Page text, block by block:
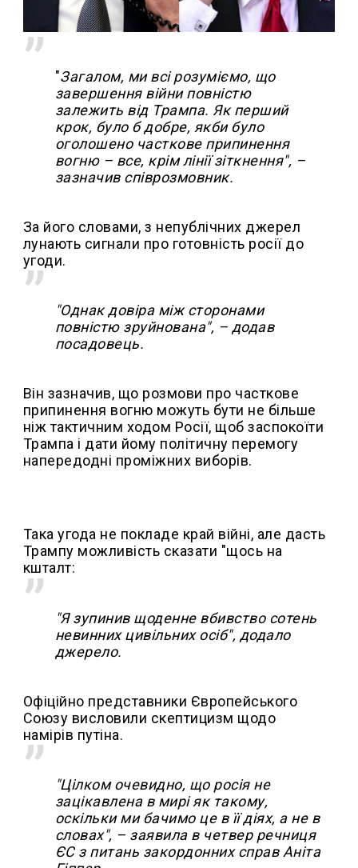
"Загалом, ми всі розуміємо, що
завершення війни повністю
залежить від Трампа. Як перший
крок, було б добре, якби було
оголошено часткове припинення
вогню – все, крім лінії зіткнення", –
зазначив співрозмовник.
За його словами, з непублічних джерел
лунають сигнали про готовність росії до
угоди.
"Однак довіра між сторонами
повністю зруйнована", – додав
посадовець.
Він зазначив, що розмови про часткове
припинення вогню можуть бути не більше
ніж тактичним ходом Росії, щоб заспокоїти
Трампа і дати йому політичну перемогу
напередодні проміжних виборів.
Така угода не покладе край війні, але дасть
Трампу можливість сказати "щось на
кшталт:
"Я зупинив щоденне вбивство сотень
невинних цивільних осіб", додало
джерело.
Офіційно представники Європейського
Союзу висловили скептицизм щодо
намірів путіна.
"Цілком очевидно, що росія не
зацікавлена в мирі як такому,
оскільки ми бачимо це в її діях, а не в
словах", – заявила в четвер речниця
ЄС з питань закордонних справ Аніта